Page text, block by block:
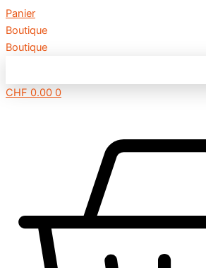
Panier
Boutique
Boutique
CHF 0.00 0